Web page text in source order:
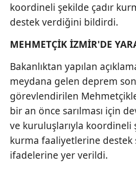
koordineli şekilde çadır
destek verdiğini bildirdi.
MEHMETÇİK İZMİR'DE
Bakanlıktan yapılan
meydana gelen deprem
görevlendirilen
bir an önce sarılması için
ve kuruluşlarıyla koordineli
kurma faaliyetlerine destek
ifadelerine yer verildi.